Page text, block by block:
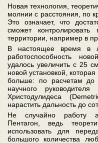
Новая технология,
молнии с расстояния, по
Это означает, что
сможет
территории, например в
В настоящее время в
работоспособность
удалось увеличить с 25
новой установкой,
больше: по расчетам
научного
Христодулидеса
нарастить дальность до
Не случайно работу
Пентагон, ведь
использовать для
большого количества